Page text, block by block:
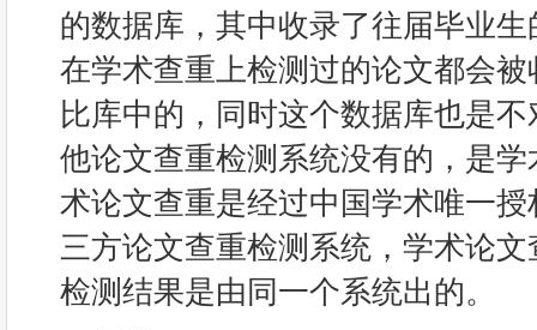
的数据库，其中收录了往届毕业
在学术查重上检测过的论文都会
比库中的，同时这个数据库也是
他论文查重检测系统没有的，是
术论文查重是经过中国学术唯一
三方论文查重检测系统，学术论
检测结果是由同一个系统出的。